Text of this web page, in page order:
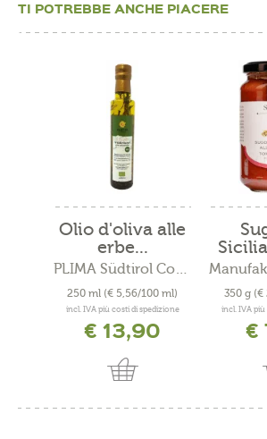
TI POTREBBE ANCHE PIACERE
Olio d'oliva alle
erbe...
PLIMA Südtirol Cosmesi Bio
250 ml (€ 5,56/100 ml)
incl. IVA più costi di spedizione
€ 13,90
350 g (€
incl. IVA più
€